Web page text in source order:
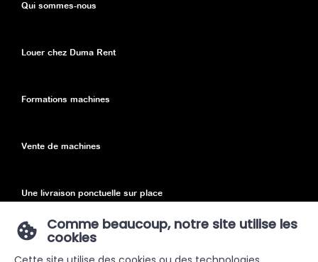
Qui sommes-nous
Louer chez Duma Rent
Formations machines
Vente de machines
Une livraison ponctuelle sur place
Comme beaucoup, notre site utilise les
cookies